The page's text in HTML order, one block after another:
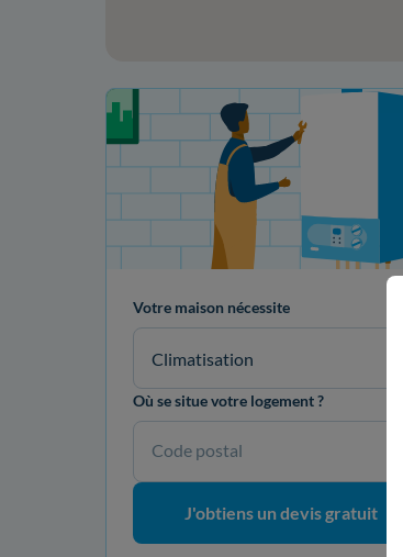
Votre projet de rénovation
Votre maison nécessite
Climatisation
Où se situe votre logement ?
Code postal
J'obtiens un devis gratuit